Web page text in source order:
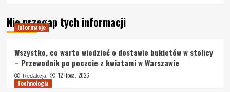
Nie przegap tych informacji
Informacje
Wszystko, co warto wiedzieć o dostawie bukietów w stolicy
– Przewodnik po poczcie z kwiatami w Warszawie
Redakcja
12 lipca, 2026
Technologia